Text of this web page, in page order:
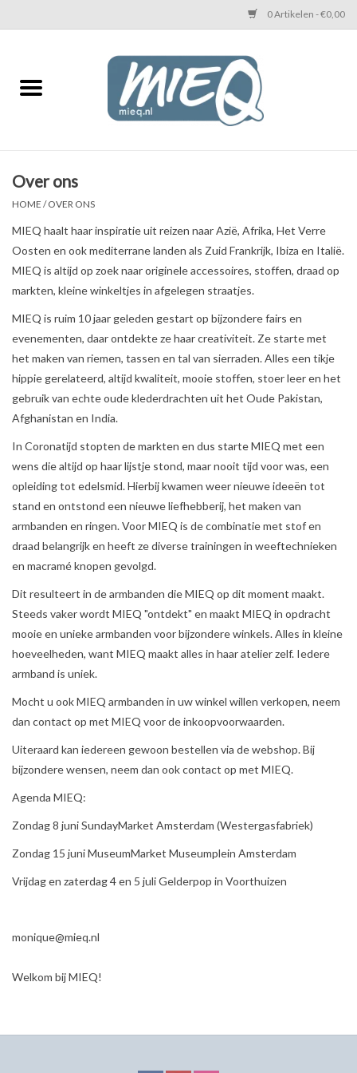
0 Artikelen - €0,00
Home
MIEQ's oorbellen
Love You Armband
Heren
van Social Media
OVER MIEQ
MIEQ's sjaaltjes
Armbanden MIEQ
HOME
Over ons
HOME /OVER ONS
MIEQ haalt haar inspiratie uit reizen naar Azië, Afrika, Het Verre
Oosten en ook mediterrane landen als Zuid Frankrijk, Ibiza en Italië.
MIEQ is altijd op zoek naar originele accessoires, stoffen, draad op
markten, kleine winkeltjes in afgelegen straatjes.
MIEQ is ruim 10 jaar geleden gestart op bijzondere fairs en
evenementen, daar ontdekte ze haar creativiteit. Ze starte met
het maken van riemen, tassen en tal van sierraden. Alles een tikje
hippie gerelateerd, altijd kwaliteit, mooie stoffen, stoer leer en het
gebruik van echte oude klederdrachten uit het Oude Pakistan,
Afghanistan en India.
In Coronatijd stopten de markten en dus starte MIEQ met een
wens die altijd op haar lijstje stond, maar nooit tijd voor was, een
opleiding tot edelsmid. Hierbij kwamen weer nieuwe ideeën tot
stand en ontstond een nieuwe liefhebberij, het maken van
armbanden en ringen. Voor MIEQ is de combinatie met stof en
draad belangrijk en heeft ze diverse trainingen in weeftechnieken
en macramé knopen gevolgd.
Dit resulteert in de armbanden die MIEQ op dit moment maakt.
Steeds vaker wordt MIEQ "ontdekt" en maakt MIEQ in opdracht
mooie en unieke armbanden voor bijzondere winkels. Alles in kleine
hoeveelheden, want MIEQ maakt alles in haar atelier zelf. Iedere
armband is uniek.
Mocht u ook MIEQ armbanden in uw winkel willen verkopen, neem
dan contact op met MIEQ voor de inkoopvoorwaarden.
Uiteraard kan iedereen gewoon bestellen via de webshop. Bij
bijzondere wensen, neem dan ook contact op met MIEQ.
Agenda MIEQ:
Zondag 8 juni SundayMarket Amsterdam (Westergasfabriek)
Zondag 15 juni MuseumMarket Museumplein Amsterdam
Vrijdag en zaterdag 4 en 5 juli Gelderpop in Voorthuizen
monique@mieq.nl
Welkom bij MIEQ!